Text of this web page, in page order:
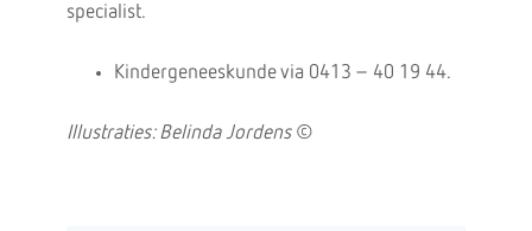
specialist.
Kindergeneeskunde via 0413 – 40 19 44.
Illustraties: Belinda Jordens ©